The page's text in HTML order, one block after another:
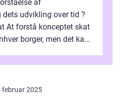
af
udvikling over tid ?
At forstå konceptet skat
borger, men det kan
februar 2025